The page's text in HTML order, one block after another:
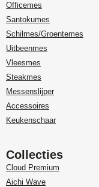
Officemes
Santokumes
Schilmes/Groentemes
Uitbeenmes
Vleesmes
Steakmes
Messenslijper
Accessoires
Keukenschaar
Collecties
Cloud Premium
Aichi Wave